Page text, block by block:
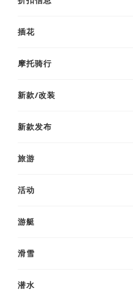
插花
摩托骑行
新款/改装
新款发布
旅游
活动
游艇
滑雪
潜水